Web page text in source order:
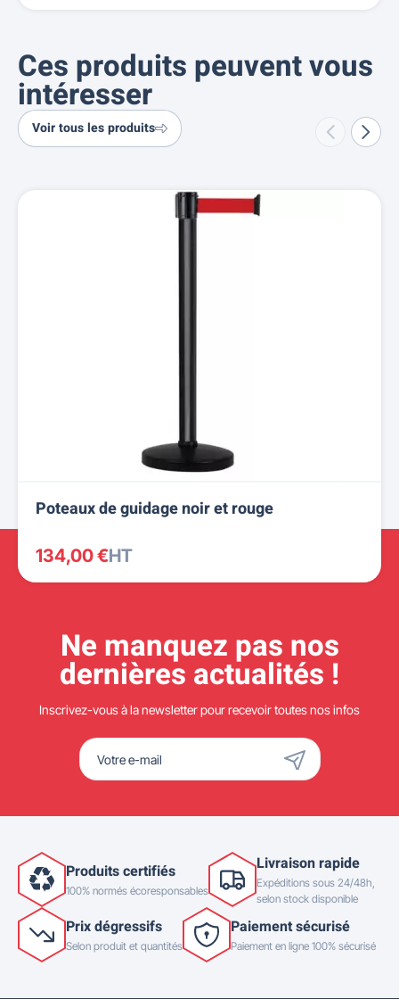
Ces produits peuvent vous
intéresser
Voir tous les produits
Poteaux de guidage noir et rouge
134,00 €HT
Ne manquez pas nos
dernières actualités !
Inscrivez-vous à la newsletter pour recevoir toutes nos infos
Produits certifiés
100% normés écoresponsables
Livraison rapide
Expéditions sous 24/48h,
selon stock disponible
Prix dégressifs
Selon produit et quantités
Paiement sécurisé
Paiement en ligne 100% sécurisé